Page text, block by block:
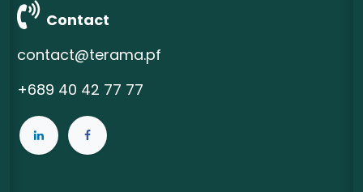
Contact
contact@terama.pf
+689 40 42 77 77